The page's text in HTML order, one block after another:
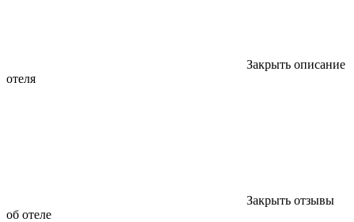
Закрыть описание
отеля
Закрыть отзывы
об отеле